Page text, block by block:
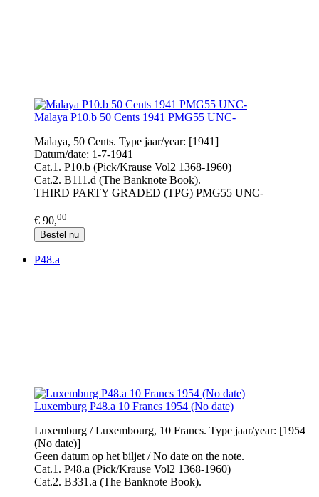
Malaya P10.b 50 Cents 1941 PMG55 UNC-
Malaya, 50 Cents. Type jaar/year: [1941]
Datum/date: 1-7-1941
Cat.1. P10.b (Pick/Krause Vol2 1368-1960)
Cat.2. B111.d (The Banknote Book).
THIRD PARTY GRADED (TPG) PMG55 UNC-
€ 90,00
Bestel nu
P48.a
Luxemburg P48.a 10 Francs 1954 (No date)
Luxemburg / Luxembourg, 10 Francs. Type jaar/year: [1954
(No date)]
Geen datum op het biljet / No date on the note.
Cat.1. P48.a (Pick/Krause Vol2 1368-1960)
Cat.2. B331.a (The Banknote Book).